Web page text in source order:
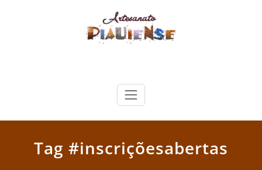
Artesanato Piauiense
Tag #inscriçõesabertas